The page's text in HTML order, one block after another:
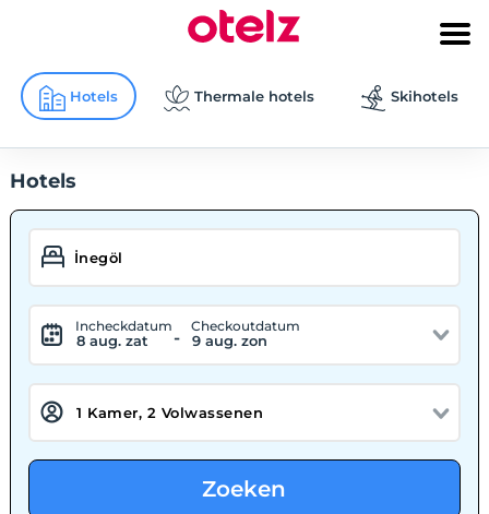
Hotels Thermale hotels Skihotels
Hotels
Incheckdatum
8 aug. zat -
Checkoutdatum
9 aug. zon
Zoeken